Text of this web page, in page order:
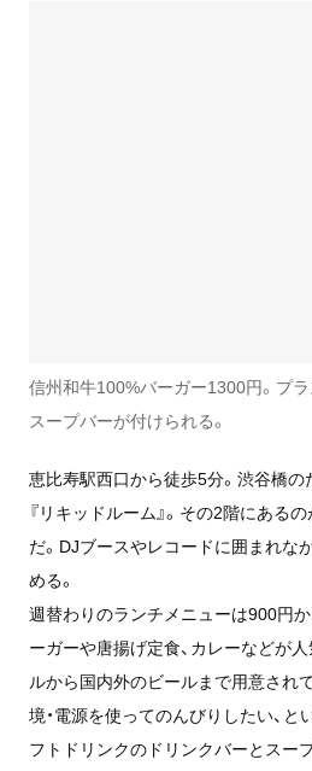
信州和牛100%バーガー1300円。プ
スープバーが付けられる。
恵比寿駅西口から徒歩5分。渋谷橋
『リキッドルーム』。その2階にある
だ。DJブースやレコードに囲まれな
める。
週替わりのランチメニューは900円
ーガーや唐揚げ定食、カレーなどが
ルから国内外のビールまで用意され
境・電源を使ってのんびりしたい、
フトドリンクのドリンクバーとスー